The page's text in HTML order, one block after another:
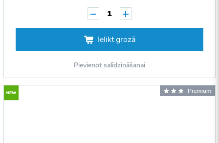
1
Ielikt grozā
Pievienot salīdzināšanai
Premium